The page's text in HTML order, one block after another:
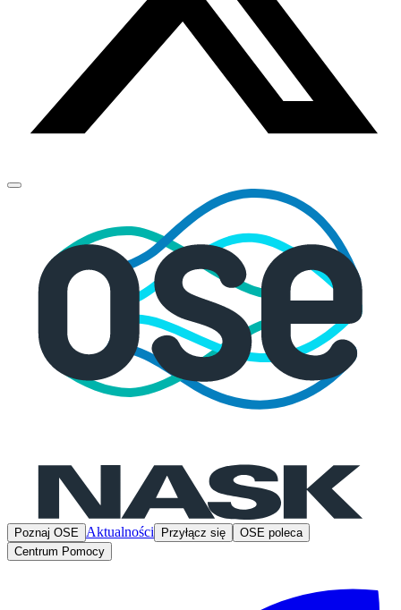
Poznaj OSE Aktualności Przyłącz się
OSE poleca
Centrum Pomocy